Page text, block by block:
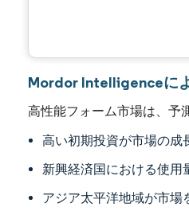
Mordor Intelligenceに
高性能フォーム市場は、予
高い初期投資が市場の成
新興経済国における使用
アジア太平洋地域が市場